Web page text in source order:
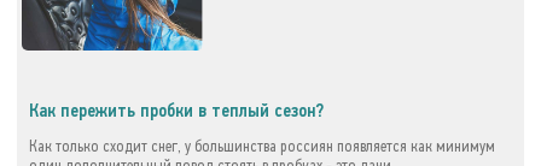
Как пережить пробки в теплый сезон?
Как только сходит снег, у большинства россиян появляется как минимум